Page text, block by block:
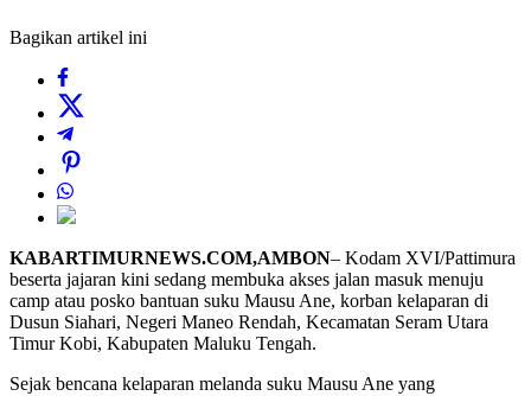
Bagikan artikel ini
KABARTIMURNEWS.COM,AMBON– Kodam XVI/Pattimura
beserta jajaran kini sedang membuka akses jalan masuk menuju
camp atau posko bantuan suku Mausu Ane, korban kelaparan di
Dusun Siahari, Negeri Maneo Rendah, Kecamatan Seram Utara
Timur Kobi, Kabupaten Maluku Tengah.
Sejak bencana kelaparan melanda suku Mausu Ane yang